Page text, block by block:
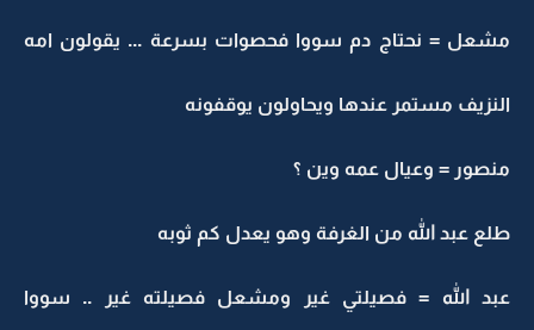
مشعل = نحتاج دم سووا فحصوات بسرعة ... يقولون امه
النزيف مستمر عندها ويحاولون يوقفونه
منصور = وعيال عمه وين ؟
طلع عبد الله من الغرفة وهو يعدل كم ثوبه
عبد الله = فصيلتي غير ومشعل فصيلته غير .. سووا